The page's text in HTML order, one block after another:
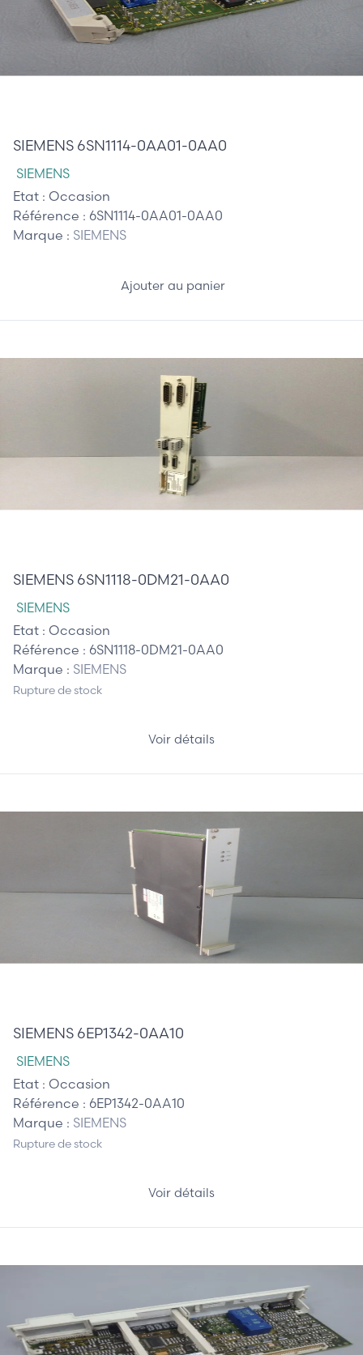
SIEMENS 6SN1114-0AA01-0AA0
SIEMENS
Etat : Occasion
Référence : 6SN1114-0AA01-0AA0
Marque : SIEMENS
Ajouter au panier
SIEMENS 6SN1118-0DM21-0AA0
SIEMENS
Etat : Occasion
Référence : 6SN1118-0DM21-0AA0
Marque : SIEMENS
Rupture de stock
Voir détails
SIEMENS 6EP1342-0AA10
SIEMENS
Etat : Occasion
Référence : 6EP1342-0AA10
Marque : SIEMENS
Rupture de stock
Voir détails